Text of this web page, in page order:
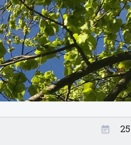
event_note